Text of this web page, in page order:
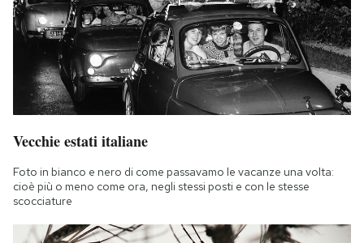
Vecchie estati italiane
Foto in bianco e nero di come passavamo le vacanze una volta:
cioè più o meno come ora, negli stessi posti e con le stesse
scocciature